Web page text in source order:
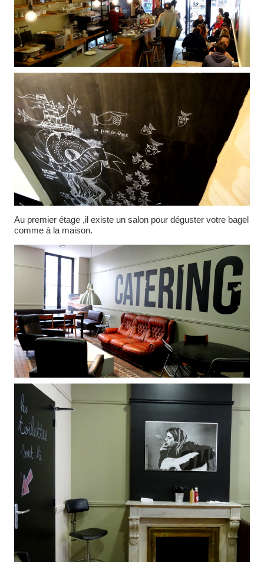
Au premier étage ,il existe un salon pour déguster votre bagel
comme à la maison.